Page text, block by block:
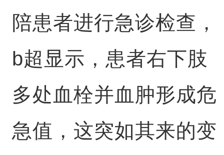
陪患者进行急诊检查，
b超显示，患者右下肢
多处血栓并血肿形成危
急值，这突如其来的变